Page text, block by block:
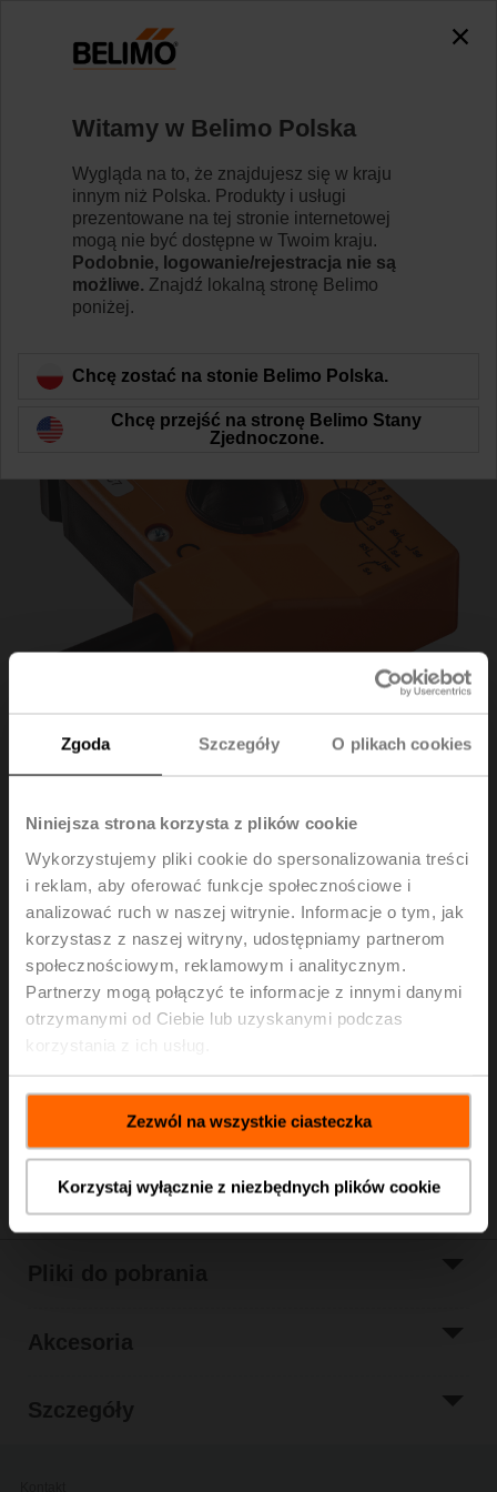
Zgoda Szczegóły O plikach cookies
Niniejsza strona korzysta z plików cookie
Wykorzystujemy pliki cookie do spersonalizowania treści
i reklam, aby oferować funkcje społecznościowe i
analizować ruch w naszej witrynie. Informacje o tym, jak
korzystasz z naszej witryny, udostępniamy partnerom
społecznościowym, reklamowym i analitycznym.
Partnerzy mogą połączyć te informacje z innymi danymi
otrzymanymi od Ciebie lub uzyskanymi podczas
Zezwól na wszystkie ciasteczka
Korzystaj wyłącznie z niezbędnych plików cookie
SN2-C7
Wstecz do kategorii produktów
SN2-C7
Styk pomocniczy 2x SPDT
Do montażu jest potrzebna konsola ZSN-B lub ZSN-
BF.
Cena katalogowa
Dodaj do listy
Udostępnij
Akcesoria
Szczegóły
Witamy w Belimo Polska
Wygląda na to, że znajdujesz się w kraju
innym niż Polska. Produkty i usługi
prezentowane na tej stronie internetowej
mogą nie być dostępne w Twoim kraju.
Podobnie, logowanie/rejestracja nie są
możliwe. Znajdź lokalną stronę Belimo
poniżej.
Chcę zostać na stonie Belimo Polska.
Chcę przejść na stronę Belimo Stany
Zjednoczone.